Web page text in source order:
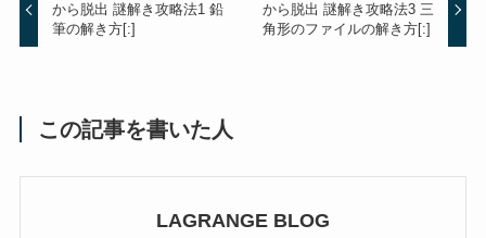
から脱出 謎解き攻略法1 鉛
筆の解き方[:]
から脱出 謎解き攻略法3 三
角形のファイルの解き方[:]
この記事を書いた人
LAGRANGE BLOG